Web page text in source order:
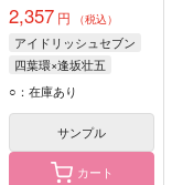
2,357 円 （税込）
アイドリッシュセブン
四葉環×逢坂壮五
四葉環
逢坂壮五
○：在庫あり
サンプル
カート